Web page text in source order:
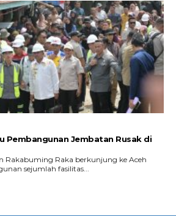
Pembangunan Jembatan Rusak di
Rakabuming Raka berkunjung ke Aceh
sejumlah fasilitas...